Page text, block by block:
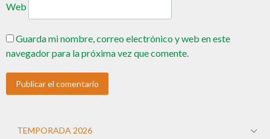
Web
Guarda mi nombre, correo electrónico y web en este
navegador para la próxima vez que comente.
TEMPORADA 2026